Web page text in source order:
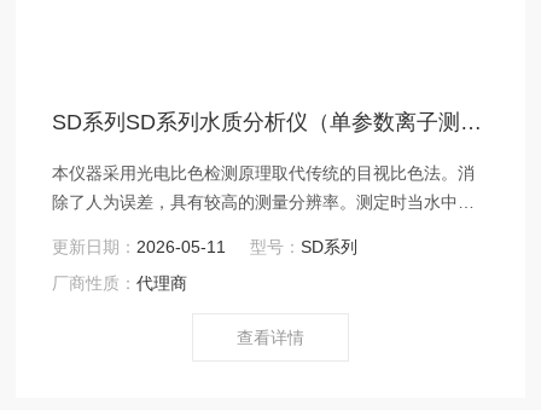
SD系列SD系列水质分析仪（单参数离子测定仪）
本仪器采用光电比色检测原理取代传统的目视比色法。消
除了人为误差，具有较高的测量分辨率。测定时当水中的
此水样放入仪器的光电比色座内，仪器会通过比较颜色的
深浅来得到相应离子的浓度值。可广泛适用于自来水厂及
《GBT 5750-2006生活饮用水标准检验方法》国家标准的
更新日期： 2026-05-11 型号：SD系列
厂商性质：代理商
查看详情